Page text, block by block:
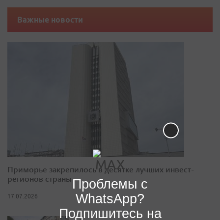
Важные новости
Приморье закрепилось в десятке лучших инвест-
регионов страны
17.07.2026
Проблемы с
WhatsApp?
Подпишитесь на